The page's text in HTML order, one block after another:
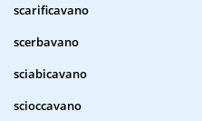
scarificavano
scerbavano
sciabicavano
scioccavano